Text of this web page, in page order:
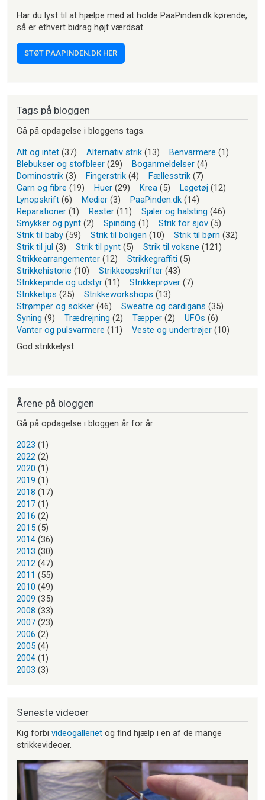
Har du lyst til at hjælpe med at holde PaaPinden.dk kørende,
så er ethvert bidrag højt værdsat.
STØT PAAPINDEN.DK HER
Tags på bloggen
Gå på opdagelse i bloggens tags.
Alt og intet (37) Alternativ strik (13) Benvarmere (1)
Blebukser og stofbleer (29) Boganmeldelser (4)
Dominostrik (3) Fingerstrik (4) Fællesstrik (7)
Garn og fibre (19) Huer (29) Krea (5) Legetøj (12)
Lynopskrift (6) Medier (3) PaaPinden.dk (14)
Reparationer (1) Rester (11) Sjaler og halsting (46)
Smykker og pynt (2) Spinding (1) Strik for sjov (5)
Strik til baby (59) Strik til boligen (10) Strik til børn (32)
Strik til jul (3) Strik til pynt (5) Strik til voksne (121)
Strikkearrangementer (12) Strikkegraffiti (5)
Strikkehistorie (10) Strikkeopskrifter (43)
Strikkepinde og udstyr (11) Strikkeprøver (7)
Strikketips (25) Strikkeworkshops (13)
Strømper og sokker (46) Sweatre og cardigans (35)
Syning (9) Trædrejning (2) Tæpper (2) UFOs (6)
Vanter og pulsvarmere (11) Veste og undertrøjer (10)
God strikkelyst
Årene på bloggen
Gå på opdagelse i bloggen år for år
2023 (1)
2022 (2)
2020 (1)
2019 (1)
2018 (17)
2017 (1)
2016 (2)
2015 (5)
2014 (36)
2013 (30)
2012 (47)
2011 (55)
2010 (49)
2009 (35)
2008 (33)
2007 (23)
2006 (2)
2005 (4)
2004 (1)
2003 (3)
Seneste videoer
Kig forbi videogalleriet og find hjælp i en af de mange
strikkevideoer.